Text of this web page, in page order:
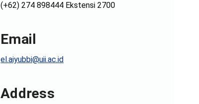
(+62) 274 898444 Ekstensi 2700
Email
el.aiyubbi@uii.ac.id
Address